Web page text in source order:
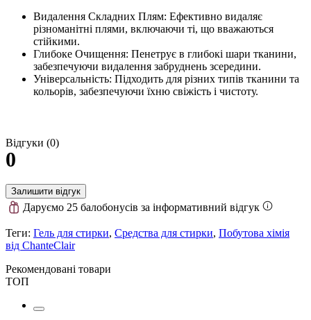
Видалення Складних Плям: Ефективно видаляє
різноманітні плями, включаючи ті, що вважаються
стійкими.
Глибоке Очищення: Пенетрує в глибокі шари тканини,
забезпечуючи видалення забруднень зсередини.
Універсальність: Підходить для різних типів тканини та
кольорів, забезпечуючи їхню свіжість і чистоту.
Відгуки (0)
0
Залишити відгук
Даруємо 25 балобонусів за інформативний відгук
Теги: Гель для стирки, Средства для стирки, Побутова хімія
від ChanteСlair
Рекомендовані товари
ТОП